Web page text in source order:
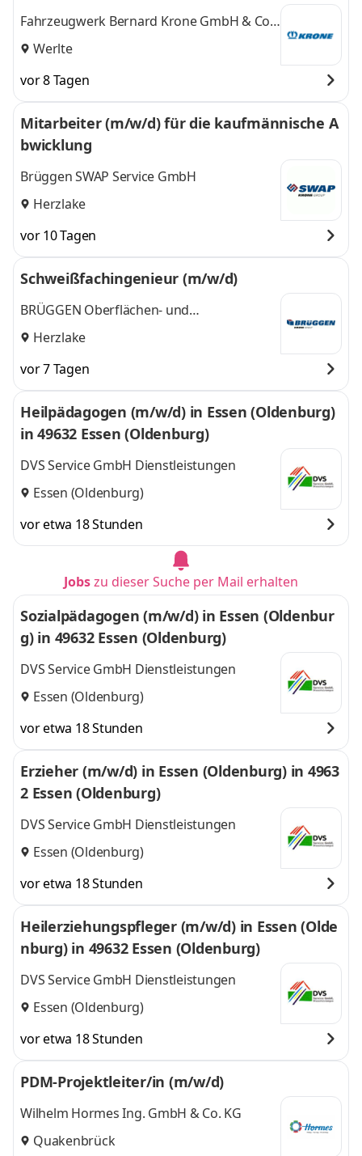
Fahrzeugwerk Bernard Krone GmbH & Co.
KGWerlte
vor 8 Tagen
Mitarbeiter (m/w/d) für die kaufmännische A
bwicklung
Brüggen SWAP Service GmbH
Herzlake
vor 10 Tagen
Schweißfachingenieur (m/w/d)
BRÜGGEN Oberflächen- und
Systemlieferant GmbH
Herzlake
vor 7 Tagen
Heilpädagogen (m/w/d) in Essen (Oldenburg)
in 49632 Essen (Oldenburg)
DVS Service GmbH Dienstleistungen
Essen (Oldenburg)
vor etwa 18 Stunden
Jobszu dieser Suche per Mail erhalten
Sozialpädagogen (m/w/d) in Essen (Oldenbur
g) in 49632 Essen (Oldenburg)
DVS Service GmbH Dienstleistungen
Essen (Oldenburg)
vor etwa 18 Stunden
Erzieher (m/w/d) in Essen (Oldenburg) in 4963
2 Essen (Oldenburg)
DVS Service GmbH Dienstleistungen
Essen (Oldenburg)
vor etwa 18 Stunden
Heilerziehungspfleger (m/w/d) in Essen (Olde
nburg) in 49632 Essen (Oldenburg)
DVS Service GmbH Dienstleistungen
Essen (Oldenburg)
vor etwa 18 Stunden
PDM-Projektleiter/in (m/w/d)
Wilhelm Hormes Ing. GmbH & Co. KG
Quakenbrück